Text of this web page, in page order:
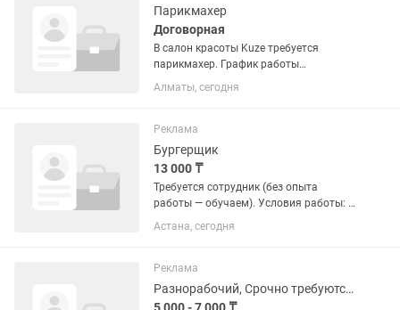
Парикмахер
Договорная
В салон красоты Kuze требуется
парикмахер. График работы
2/2,проходимость хорошая. Мы
находимся около Вокзала 1. Пишите на
Алматы, сегодня
Реклама
Бургерщик
13 000 ₸
Требуется сотрудник (без опыта
работы — обучаем). Условия работы: -
Оплата за смену — 13 000 тг. -
Стажировка оплачивается после
Заработная плата выплачивается 2
раза в...
Астана, сегодня
Реклама
Разнорабочий, Срочно требуются упаковщик!